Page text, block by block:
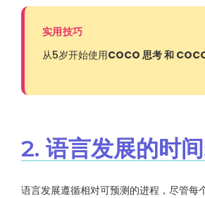
实用技巧
从5岁开始使用COCO 思考 和
2. 语言发展的时
语言发展遵循相对可预测的进程，尽管每